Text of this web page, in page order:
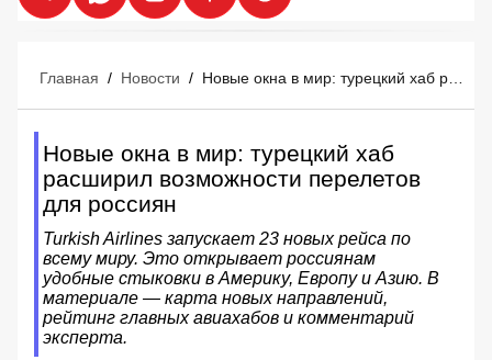
Главная / Новости /
Новые окна в мир: турецкий хаб
расширил возможности перелетов
для россиян
Turkish Airlines запускает 23 новых рейса по
всему миру. Это открывает россиянам
удобные стыковки в Америку, Европу и Азию. В
материале — карта новых направлений,
рейтинг главных авиахабов и комментарий
эксперта.